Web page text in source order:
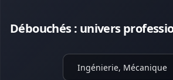
Débouchés : univers
Ingénierie, Mécanique